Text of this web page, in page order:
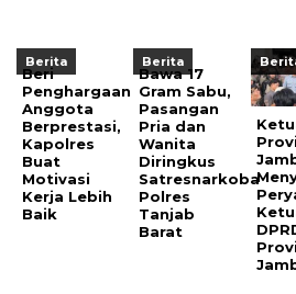
Berita
Beri
Penghargaan
Anggota
Berprestasi,
Kapolres
Buat
Motivasi
Kerja Lebih
Baik
Berita
Bawa 17
Gram Sabu,
Pasangan
Pria dan
Wanita
Diringkus
Satresnarkoba
Polres
Tanjab
Barat